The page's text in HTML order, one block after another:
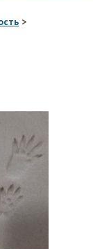
>